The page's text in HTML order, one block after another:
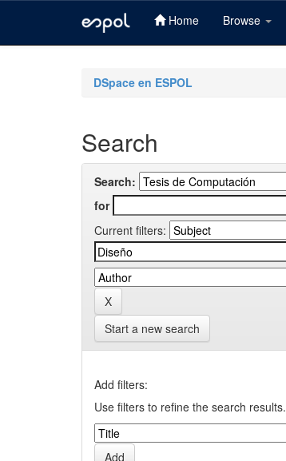
Home Browse
DSpace en ESPOL
Search
Search:
for
Current filters:
Start a new search
Add filters:
Use filters to refine the search results.